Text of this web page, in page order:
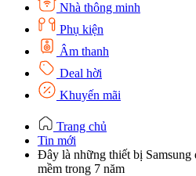
Nhà thông minh
Phụ kiện
Âm thanh
Deal hời
Khuyến mãi
Trang chủ
Tin mới
Đây là những thiết bị Samsung
mềm trong 7 năm